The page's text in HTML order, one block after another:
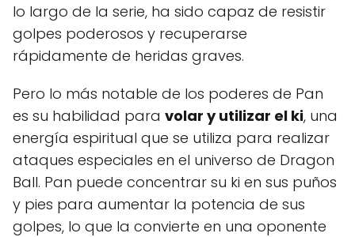
lo largo de la serie, ha sido capaz de resistir
golpes poderosos y recuperarse
rápidamente de heridas graves.
Pero lo más notable de los poderes de Pan
es su habilidad para volar y utilizar el ki, una
energía espiritual que se utiliza para realizar
ataques especiales en el universo de Dragon
Ball. Pan puede concentrar su ki en sus puños
y pies para aumentar la potencia de sus
golpes, lo que la convierte en una oponente